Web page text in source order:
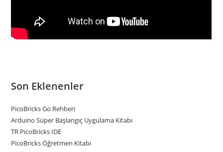
Son Eklenenler
PicoBricks Go Rehberi
Arduino Süper Başlangıç Uygulama Kitabı
TR PicoBricks IDE
PicoBricks Öğretmen Kitabı